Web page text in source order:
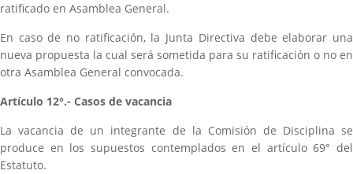
ratificado en Asamblea General.
En caso de no ratificación, la Junta Directiva debe elaborar una
nueva propuesta la cual será sometida para su ratificación o no en
otra Asamblea General convocada.
Artículo 12°.- Casos de vacancia
La vacancia de un integrante de la Comisión de Disciplina se
produce en los supuestos contemplados en el artículo 69° del
Estatuto.